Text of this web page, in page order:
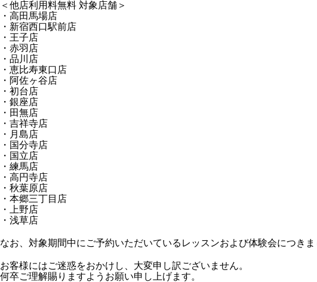
＜他店利用料無料 対象店舗＞
・高田馬場店
・新宿西口駅前店
・王子店
・赤羽店
・品川店
・恵比寿東口店
・阿佐ヶ谷店
・初台店
・銀座店
・田無店
・吉祥寺店
・月島店
・国分寺店
・国立店
・練馬店
・高円寺店
・秋葉原店
・本郷三丁目店
・上野店
・浅草店
なお、対象期間中にご予約いただいているレッスンおよび体験会につき
お客様にはご迷惑をおかけし、大変申し訳ございません。
何卒ご理解賜りますようお願い申し上げます。